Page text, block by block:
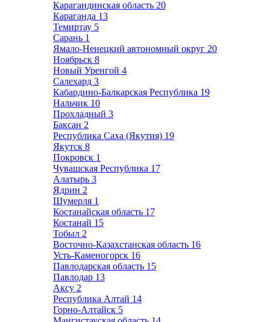
Карагандинская область 20
Караганда 13
Темиртау 5
Сарань 1
Ямало-Ненецкий автономный округ 20
Ноябрьск 8
Новый Уренгой 4
Салехард 3
Кабардино-Балкарская Республика 19
Нальчик 10
Прохладный 3
Баксан 2
Республика Саха (Якутия) 19
Якутск 8
Покровск 1
Чувашская Республика 17
Алатырь 3
Ядрин 2
Шумерля 1
Костанайская область 17
Костанай 15
Тобыл 2
Восточно-Казахстанская область 16
Усть-Каменогорск 16
Павлодарская область 15
Павлодар 13
Аксу 2
Республика Алтай 14
Горно-Алтайск 5